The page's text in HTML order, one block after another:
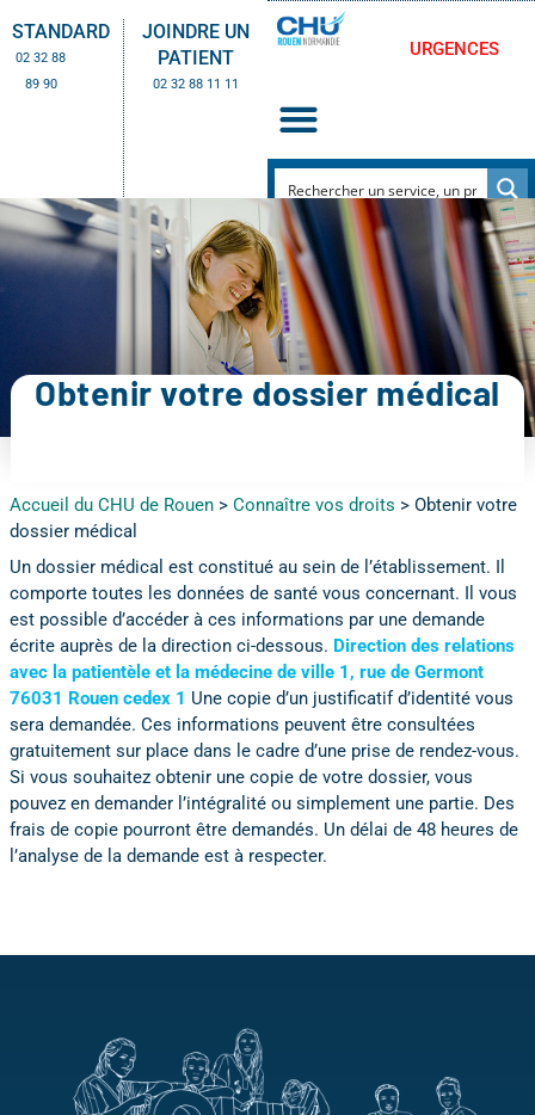
STANDARD
02 32 88
89 90
JOINDRE UN
PATIENT
02 32 88 11 11
URGENCES
Obtenir votre dossier médical
Accueil du CHU de Rouen > Connaître vos droits > Obtenir votre
dossier médical
Un dossier médical est constitué au sein de l’établissement. Il
comporte toutes les données de santé vous concernant. Il vous
est possible d’accéder à ces informations par une demande
écrite auprès de la direction ci-dessous. Direction des relations
avec la patientèle et la médecine de ville 1, rue de Germont
76031 Rouen cedex 1 Une copie d’un justificatif d’identité vous
sera demandée. Ces informations peuvent être consultées
gratuitement sur place dans le cadre d’une prise de rendez-vous.
Si vous souhaitez obtenir une copie de votre dossier, vous
pouvez en demander l’intégralité ou simplement une partie. Des
frais de copie pourront être demandés. Un délai de 48 heures de
l’analyse de la demande est à respecter.